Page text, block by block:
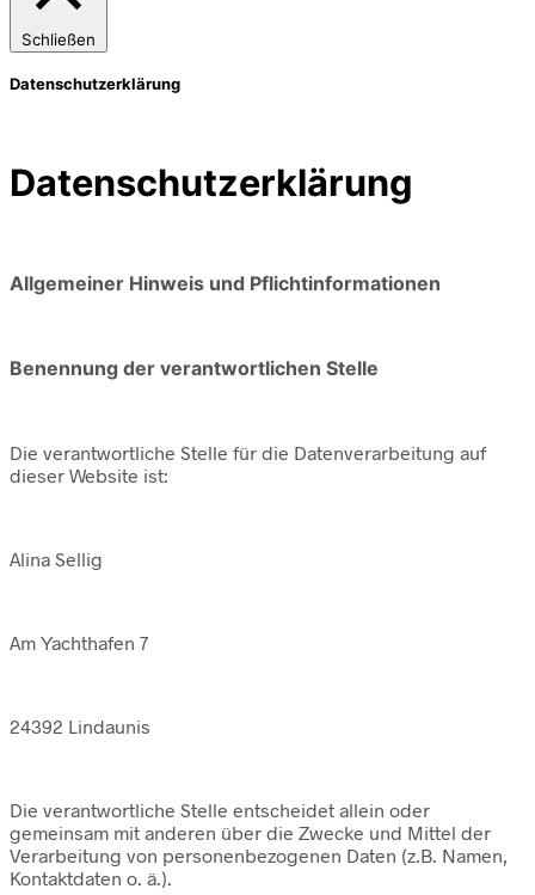
Schließen
Datenschutzerklärung
Datenschutzerklärung
Allgemeiner Hinweis und Pflichtinformationen
Benennung der verantwortlichen Stelle
Die verantwortliche Stelle für die Datenverarbeitung auf
dieser Website ist:
Alina Sellig
Am Yachthafen 7
24392 Lindaunis
Die verantwortliche Stelle entscheidet allein oder
gemeinsam mit anderen über die Zwecke und Mittel der
Verarbeitung von personenbezogenen Daten (z.B. Namen,
Kontaktdaten o. ä.).